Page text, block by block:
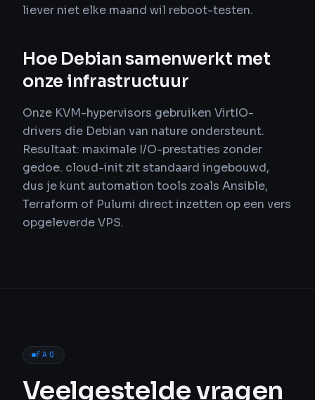
liever niet elke maand wil reboot-testen.
Hoe Debian samenwerkt met
onze infrastructuur
Onze KVM-hypervisors gebruiken VirtIO-
drivers die Debian van nature ondersteunt.
Resultaat: maximale I/O-prestaties zonder
gedoe. cloud-init zit standaard ingebouwd,
dus je kunt automation tools zoals Ansible,
Terraform of Pulumi direct inzetten op een vers
opgeleverde VPS.
FAQ
Veelgestelde vragen